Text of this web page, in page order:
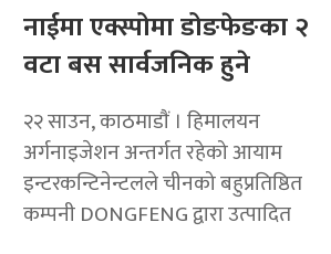
नाईमा एक्स्पोमा डोङफेङका २
वटा बस सार्वजनिक हुने
२२ साउन, काठमाडाैं । हिमालयन
अर्गनाइजेशन अन्तर्गत रहेको आयाम
इन्टरकन्टिनेन्टलले चीनको बहुप्रतिष्ठित
कम्पनी DONGFENG द्वारा उत्पादित